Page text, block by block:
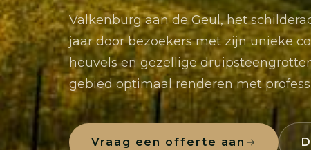
Valkenburg aan de Geul, het
jaar door bezoekers met zijn unieke
heuvels en gezellige
gebied optimaal renderen met
Vraag een offerte aan